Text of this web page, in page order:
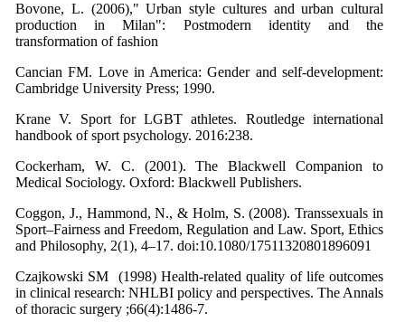
Bovone, L. (2006)," Urban style cultures and urban cultural
production in Milan": Postmodern identity and the
transformation of fashion
Cancian FM. Love in America: Gender and self-development:
Cambridge University Press; 1990.
Krane V. Sport for LGBT athletes. Routledge international
handbook of sport psychology. 2016:238.
Cockerham, W. C. (2001). The Blackwell Companion to
Medical Sociology. Oxford: Blackwell Publishers.
Coggon, J., Hammond, N., & Holm, S. (2008). Transsexuals in
Sport–Fairness and Freedom, Regulation and Law. Sport, Ethics
and Philosophy, 2(1), 4–17. doi:10.1080/17511320801896091
Czajkowski SM (1998) Health-related quality of life outcomes
in clinical research: NHLBI policy and perspectives. The Annals
of thoracic surgery ;66(4):1486-7.